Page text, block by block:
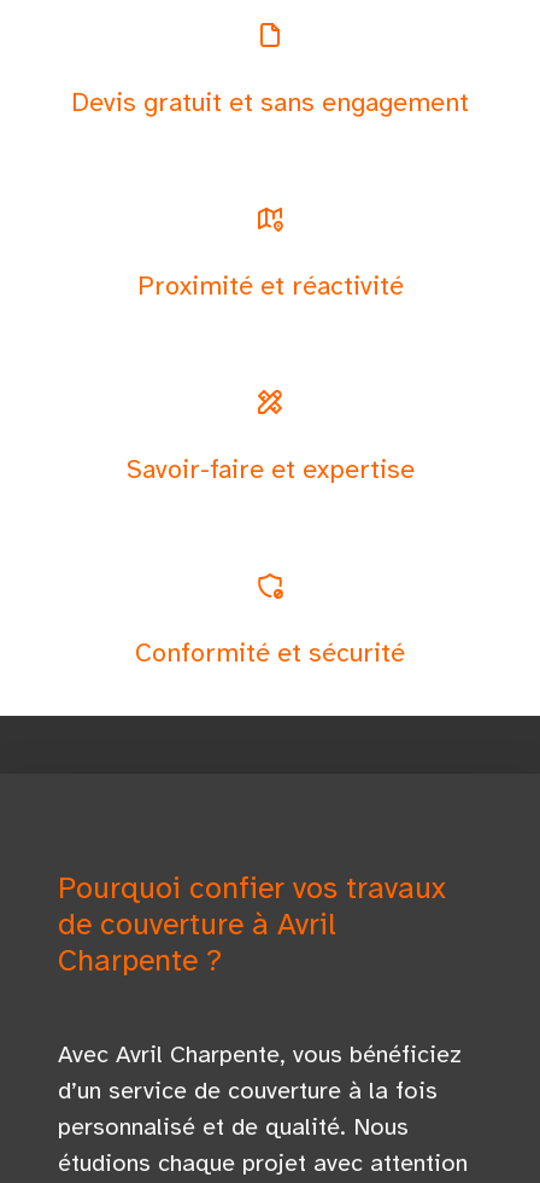
Devis gratuit et sans engagement
Proximité et réactivité
Savoir-faire et expertise
Conformité et sécurité
Pourquoi confier vos travaux
de couverture à Avril
Charpente ?
Avec Avril Charpente, vous bénéficiez
d’un service de couverture à la fois
personnalisé et de qualité. Nous
étudions chaque projet avec attention